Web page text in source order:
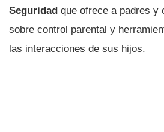
Seguridad que ofrece a padres y
sobre control parental y
las interacciones de sus hijos.